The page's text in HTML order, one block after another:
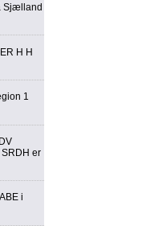
Sjælland
H H
1
er
i